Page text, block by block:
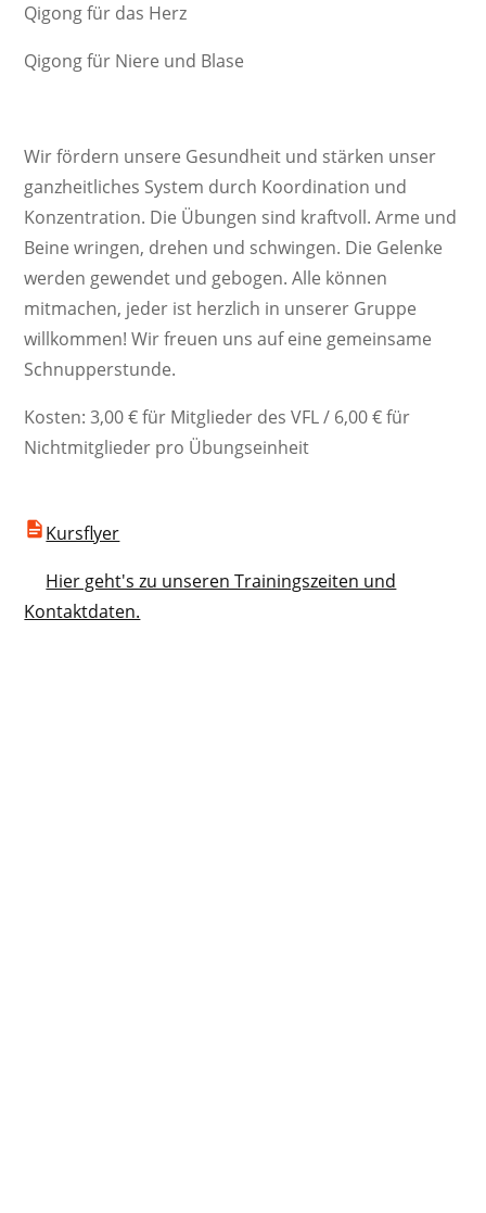
Qigong für das Herz
Qigong für Niere und Blase
Wir fördern unsere Gesundheit und stärken unser
ganzheitliches System durch Koordination und
Konzentration. Die Übungen sind kraftvoll. Arme und
Beine wringen, drehen und schwingen. Die Gelenke
werden gewendet und gebogen. Alle können
mitmachen, jeder ist herzlich in unserer Gruppe
willkommen! Wir freuen uns auf eine gemeinsame
Schnupperstunde.
Kosten: 3,00 € für Mitglieder des VFL / 6,00 € für
Nichtmitglieder pro Übungseinheit
Kursflyer
Hier geht's zu unseren Trainingszeiten und
Kontaktdaten.